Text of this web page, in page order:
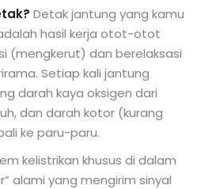
Detak jantung yang kamu
hasil kerja otot-otot
(mengkerut) dan berelaksasi
Setiap kali jantung
darah kaya oksigen dari
dan darah kotor (kurang
ke paru-paru.
kelistrikan khusus di dalam
alami yang mengirim sinyal